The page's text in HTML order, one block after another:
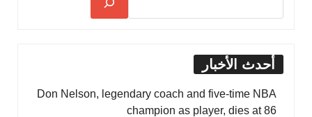
أحدث الأخبار
Don Nelson, legendary coach and five-time NBA
champion as player, dies at 86